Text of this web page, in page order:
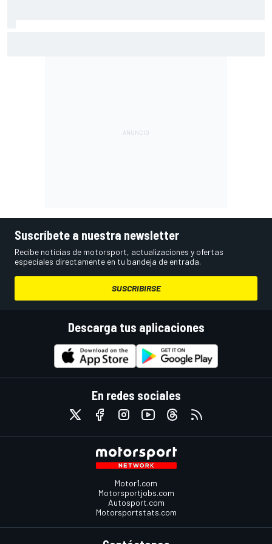
Suscríbete a nuestra newsletter
Recibe noticias de motorsport, actualizaciones y ofertas
especiales directamente en tu bandeja de entrada.
SUSCRIBIRSE
Descarga tus aplicaciones
En redes sociales
Motor1.com
Motorsportjobs.com
Autosport.com
Motorsportstats.com